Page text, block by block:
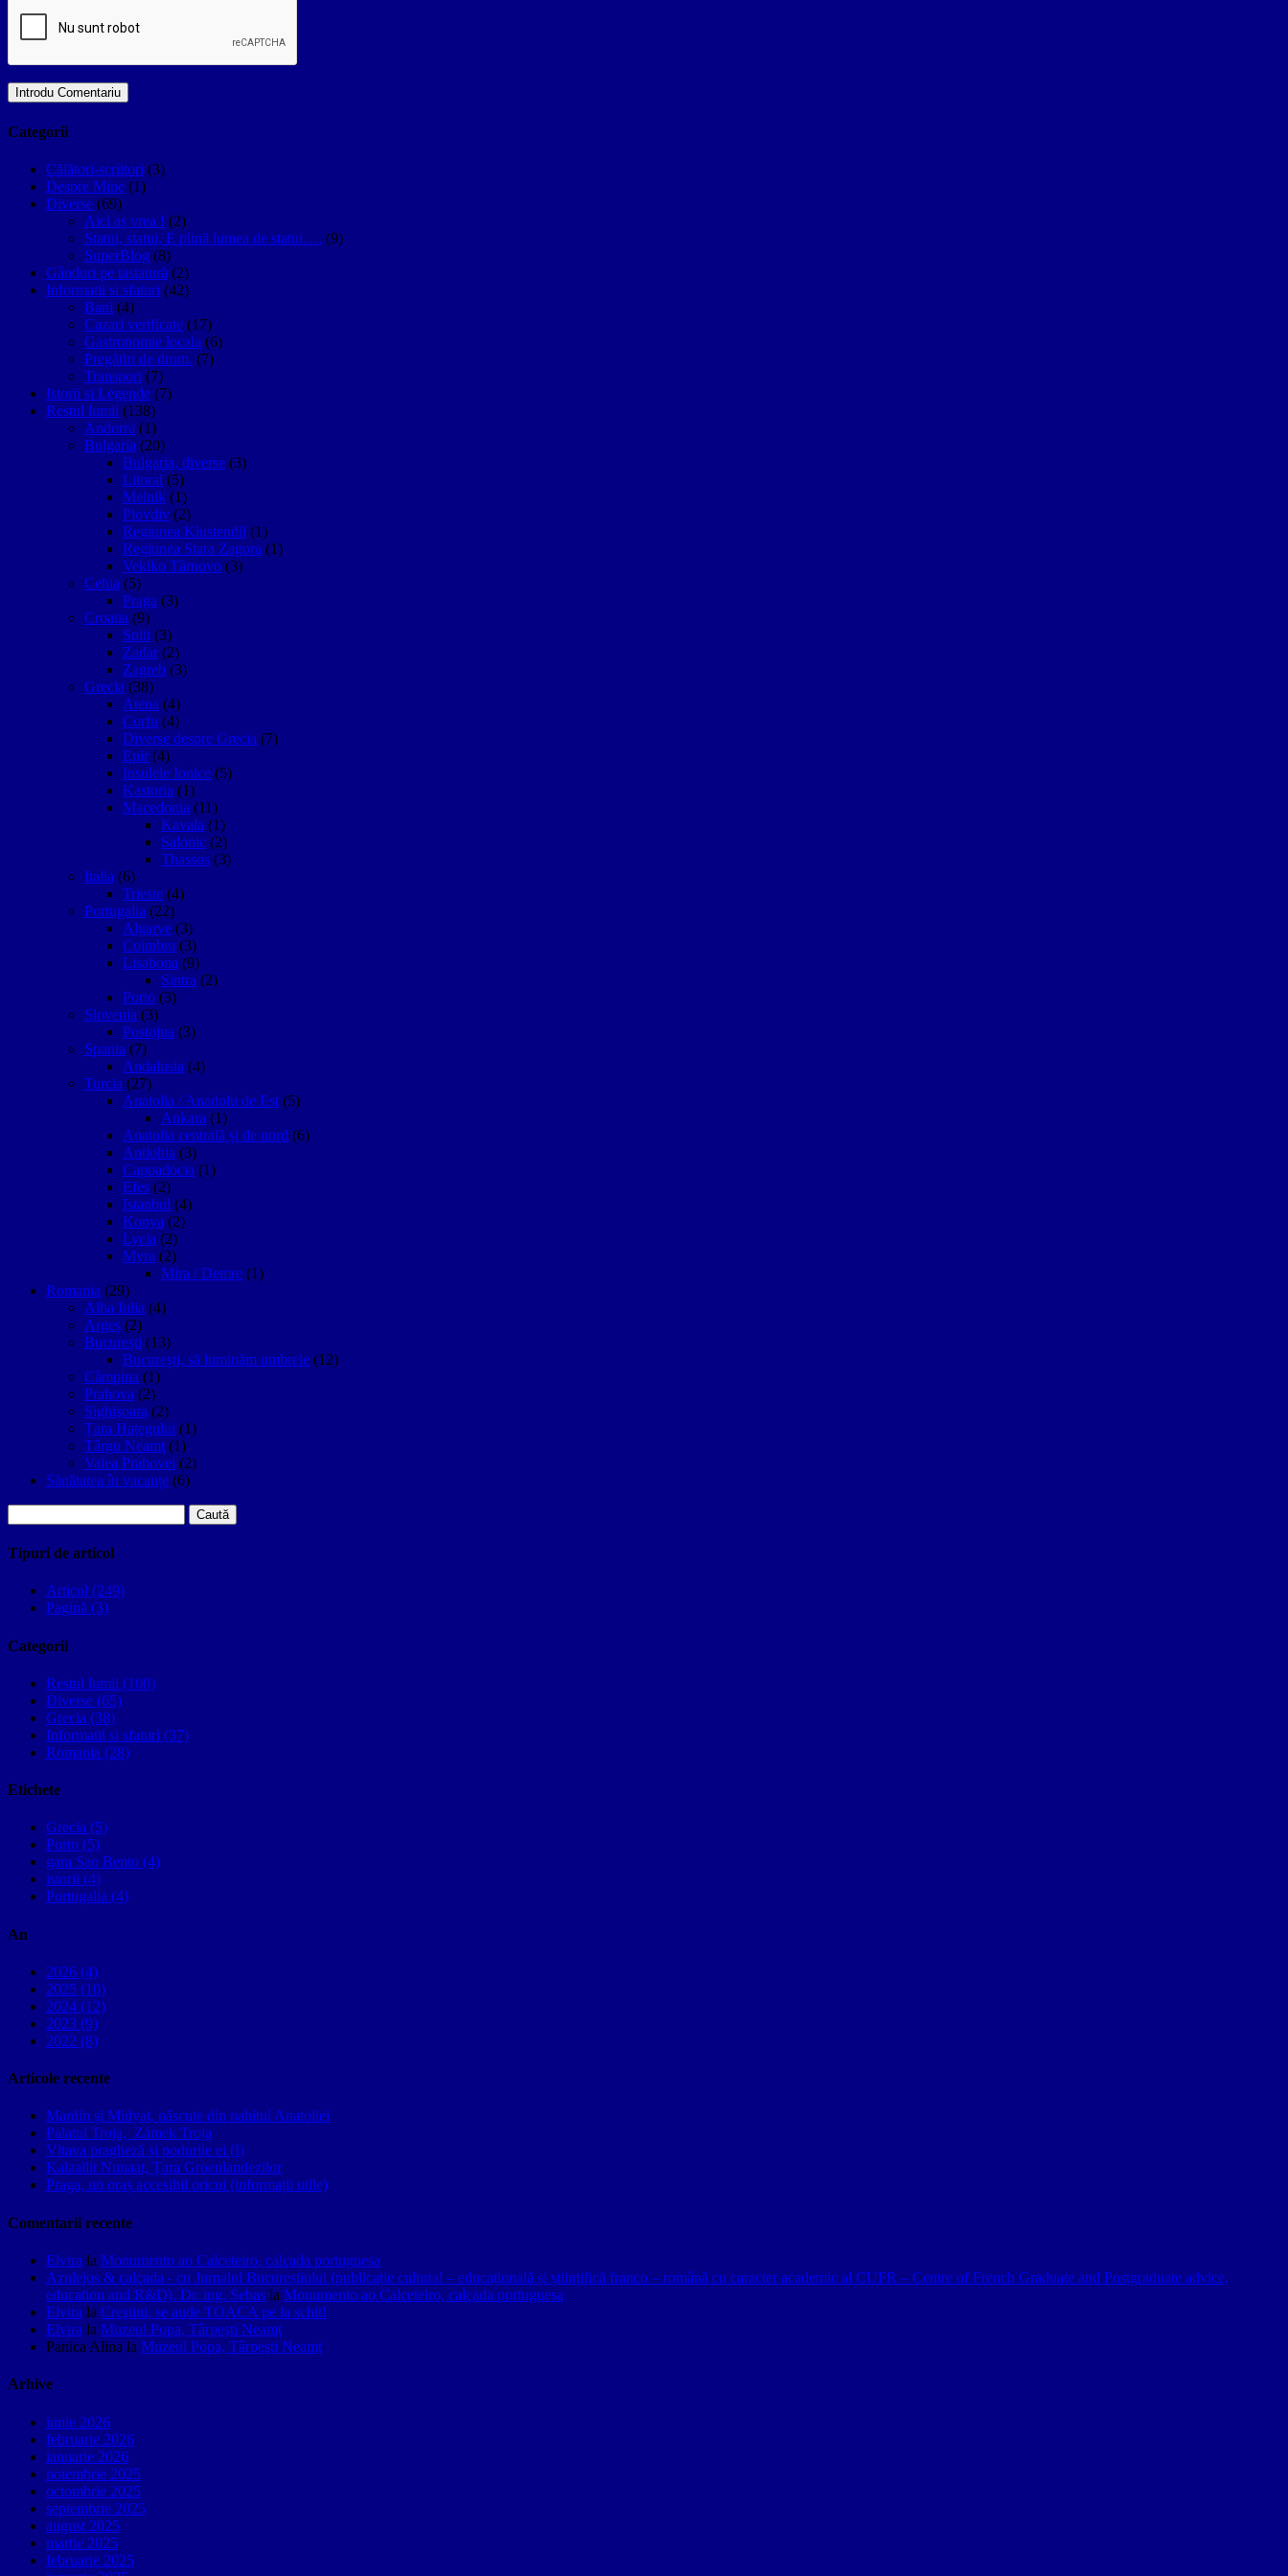
Categorii
Călători-scriitori (3)
Despre Mine (1)
Diverse (69)
Aici aș vrea ! (2)
Statui, statui, E plină lumea de statui…. (9)
SuperBlog (8)
Gânduri pe tastatură (2)
Informatii si sfaturi (42)
Bani (4)
Cazari verificate (17)
Gastronomie locala (6)
Pregătiri de drum. (7)
Transport (7)
Istorii si Legende (7)
Restul lumii (138)
Andorra (1)
Bulgaria (20)
Bulgaria, diverse (3)
Litoral (5)
Melnik (1)
Plovdiv (2)
Regiunea Kiustendil (1)
Regiunea Stara Zagora (1)
Vekiko Târnovo (3)
Cehia (5)
Praga (3)
Croatia (9)
Split (3)
Zadar (2)
Zagreb (3)
Grecia (38)
Atena (4)
Corfu (4)
Diverse despre Grecia (7)
Epir (4)
Insulele Ionice (5)
Kastoria (1)
Macedonia (11)
Kavala (1)
Salonic (2)
Thassos (3)
Italia (6)
Trieste (4)
Portugalia (22)
Algarve (3)
Coimbra (3)
Lisabona (9)
Sintra (2)
Porto (3)
Slovenia (3)
Postojna (3)
Spania (7)
Andalusia (4)
Turcia (27)
Anatolia / Anadolu de Est (5)
Ankara (1)
Anatolia centrală și de nord (6)
Antiohia (3)
Cappadocia (1)
Efes (2)
Istanbul (4)
Konya (2)
Lycia (2)
Myra (2)
Mira / Demre (1)
Romania (29)
Alba Iulia (4)
Argeș (2)
București (13)
București, să luminăm umbrele (12)
Câmpina (1)
Prahova (2)
Sighişoara (2)
Țara Hațegului (1)
Târgu Neamţ (1)
Valea Prahovei (2)
Sănătatea în vacanțe (6)
după:
Tipuri de articol
Articol (249)
Pagină (3)
Categorii
Restul lumii (100)
Diverse (65)
Grecia (38)
Informatii si sfaturi (37)
Romania (28)
Etichete
Grecia (5)
Porto (5)
gara Sao Bento (4)
istorii (4)
Portugalia (4)
An
2026 (4)
2025 (10)
2024 (12)
2023 (9)
2022 (8)
Articole recente
Mardin și Midyat, născute din nahitul Anatoliei
Palatul Troja, Zámek Troja
Vltava pragheză și podurile ei (I)
Kalaallit Nunaat, Țara Groenlandezilor
Praga, un oraș accesibil oricui (informații utile)
Comentarii recente
Elvira la Monumento ao Calceteiro, calçada portuguesa
Azulejos & calçada - cu Jurnalul Bucureștiului (publicație cultural – educațională și științifică franco – română cu caracter academic al CUFR – Centre of French Graduate and Postgraduate advice,
education and R&D). Dr. ing. Sebas la Monumento ao Calceteiro, calçada portuguesa
Elvira la Creştini, se aude TOACA pe la schit!
Elvira la Muzeul Popa, Târpeşti Neamţ
Panica Alina la Muzeul Popa, Târpeşti Neamţ
Arhive
iunie 2026
februarie 2026
ianuarie 2026
noiembrie 2025
octombrie 2025
septembrie 2025
august 2025
martie 2025
februarie 2025